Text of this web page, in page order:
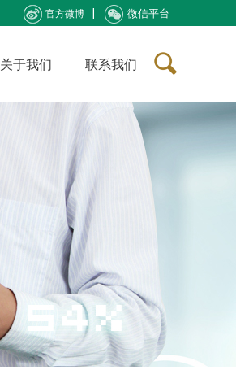
微信平台
官方微博
关于我们 联系我们